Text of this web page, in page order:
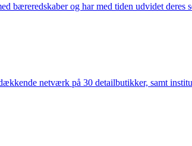
bæreredskaber og har med tiden udvidet deres
netværk på 30 detailbutikker, samt